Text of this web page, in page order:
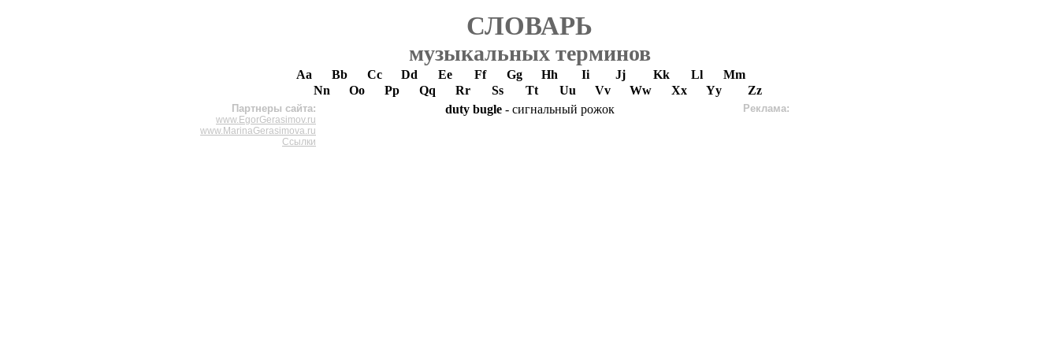
СЛОВАРЬ
музыкальных терминов
Aa Bb Cc Dd Ee Ff Gg Hh Ii Jj Kk Ll
Mm
Nn
Oo Pp Qq Rr Ss Tt Uu Vv Ww Xx Yy Zz
Партнеры сайта:
www.EgorGerasimov.ru
www.MarinaGerasimova.ru
Ссылки
duty bugle- сигнальный рожок Реклама: